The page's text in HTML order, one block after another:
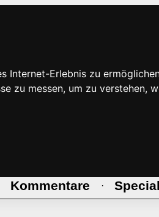
Erlebnis zu
zu messen, um zu verstehen,
Kommentare ·